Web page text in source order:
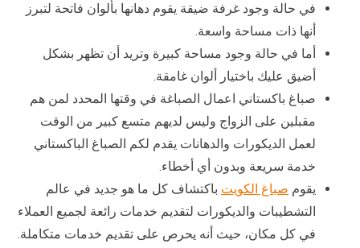
في حالة وجود غرفة ضيقة يقوم دهانها بألوان فاتحة لتبرز
أنها ذات مساحة واسعة.
أما في حالة وجود مساحة كبيرة وتريد أن تظهر بشكل
أضيق عليك باختيار ألوان غامقة.
صباغ باكستاني اعمال الصباغة في وقتها المحدد لمن هم
مقبلين على الزواج وليس لديهم متسع كبير من الوقت
لعمل الديكورات والدهانات يقدم لكم الصباغ الباكستاني
خدمة سريعة وبدون أي أخطاء.
يقوم صباغ الكويت باكتشاف كل ما هو جديد في عالم
التشطيبات والديكورات لتقديم خدمات رائعة لجميع العملاء
في كل مكان، حيث أنه يحرص على تقديم خدمات متكاملة.